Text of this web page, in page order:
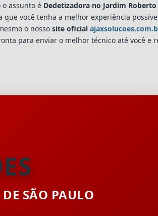
assunto é Dedetizadora no Jardim Roberto
você tenha a melhor experiência
o nosso site oficial
para enviar o melhor técnico até você e
SÃO PAULO